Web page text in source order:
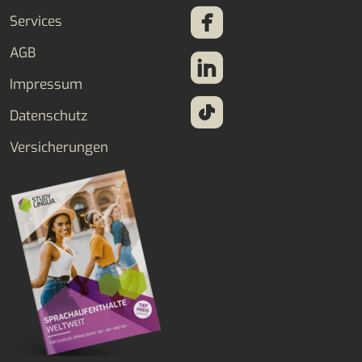
Services
AGB
Impressum
Datenschutz
Versicherungen